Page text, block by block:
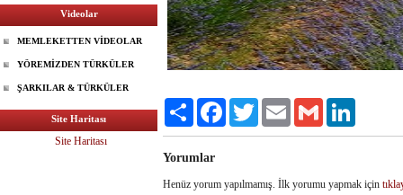
Videolar
MEMLEKETTEN VİDEOLAR
YÖREMİZDEN TÜRKÜLER
ŞARKILAR & TÜRKÜLER
Site Haritası
Site Haritası
Share FacebookTwitter Email Gmail
Yorumlar
Henüz yorum yapılmamış. İlk yorumu yapmak için